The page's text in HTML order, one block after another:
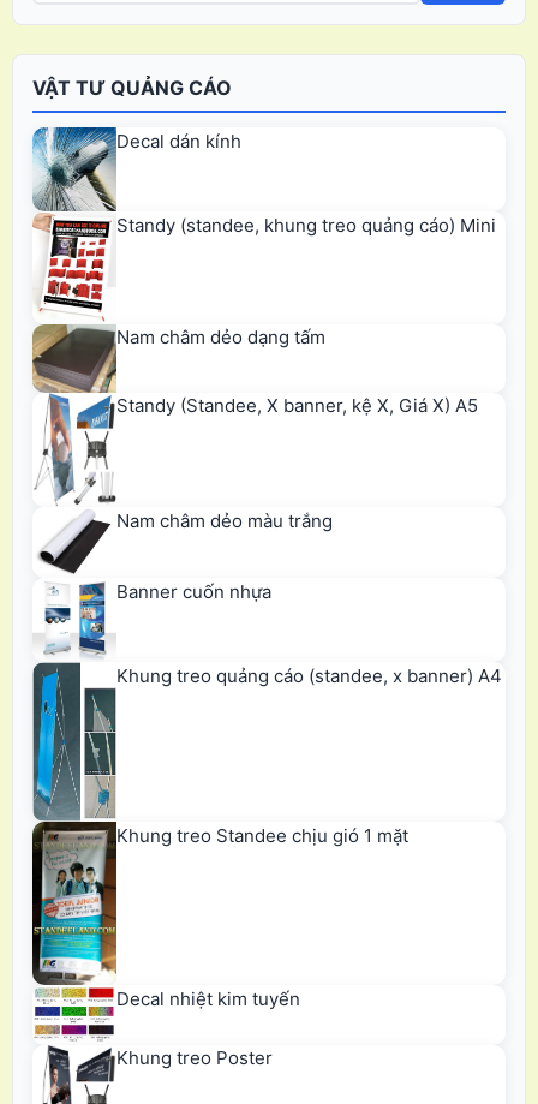
VẬT TƯ QUẢNG CÁO
Decal dán kính
Standy (standee, khung treo quảng cáo) Mini
Nam châm dẻo dạng tấm
Standy (Standee, X banner, kệ X, Giá X) A5
Nam châm dẻo màu trắng
Banner cuốn nhựa
Khung treo quảng cáo (standee, x banner) A4
Khung treo Standee chịu gió 1 mặt
Decal nhiệt kim tuyến
Khung treo Poster